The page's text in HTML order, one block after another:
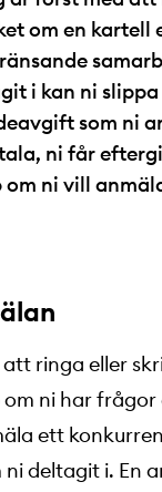
om en kartell
i kan ni slippa
som ni
ni får
ni vill
ringa eller
ni har frågor
ett
deltagit i. En